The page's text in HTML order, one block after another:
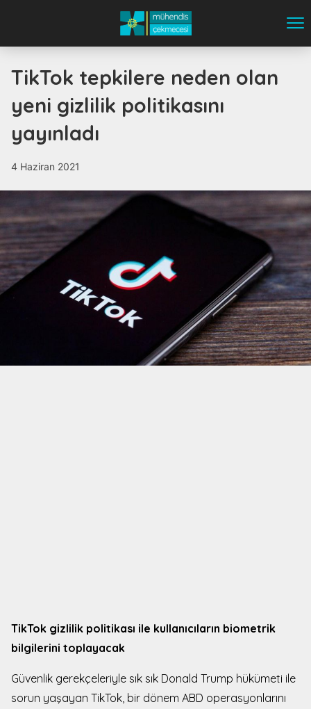
TikTok tepkilere neden olan
yeni gizlilik politikasını
yayınladı
4 Haziran 2021
TikTok gizlilik politikası ile kullanıcıların biometrik
bilgilerini toplayacak
Güvenlik gerekçeleriyle sık sık Donald Trump hükümeti ile
sorun yaşayan TikTok, bir dönem ABD operasyonlarını